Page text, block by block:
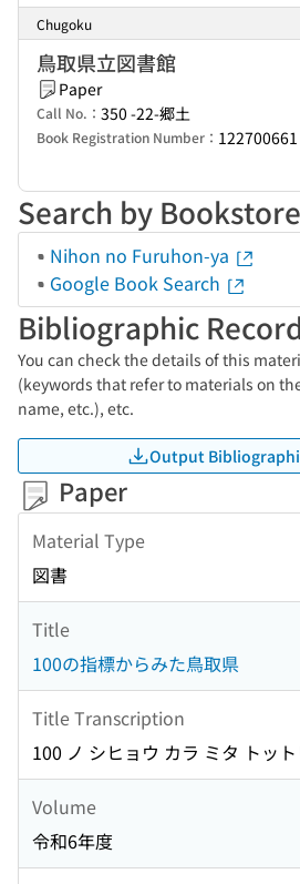
Chugoku
鳥取県立図書館
Paper
Call No.： 350 -22-郷土
Book Registration Number： 122700661
Search by Bookstore
Nihon no Furuhon-ya
Google Book Search
Bibliographic
You can check the details of this
(keywords that refer to materials on
name, etc.), etc.
Output
Paper
Material Type
図書
Title
100の指標からみた鳥取県
Title Transcription
100 ノ シヒョウ カラ ミタ トッ
Volume
令和6年度